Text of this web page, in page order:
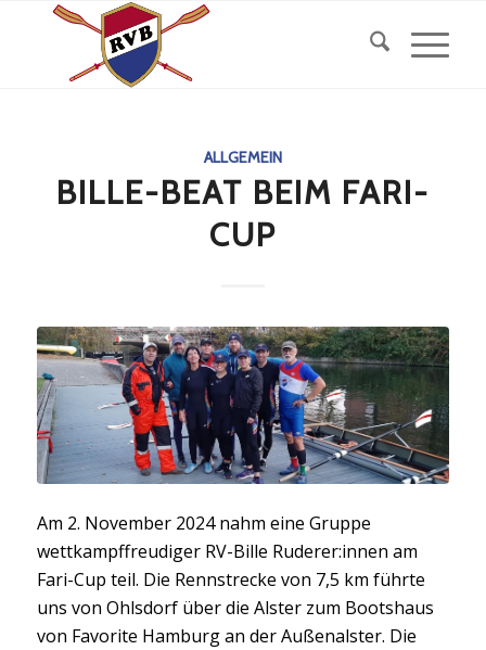
ALLGEMEIN
BILLE-BEAT BEIM FARI-
CUP
Am 2. November 2024 nahm eine Gruppe
wettkampffreudiger RV-Bille Ruderer:innen am
Fari-Cup teil. Die Rennstrecke von 7,5 km führte
uns von Ohlsdorf über die Alster zum Bootshaus
von Favorite Hamburg an der Außenalster. Die